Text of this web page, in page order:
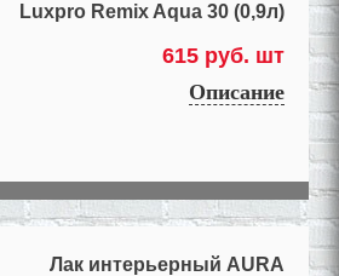
Luxpro Remix Aqua 30 (0,9л)
615 руб. шт
Описание
Лак интерьерный AURA